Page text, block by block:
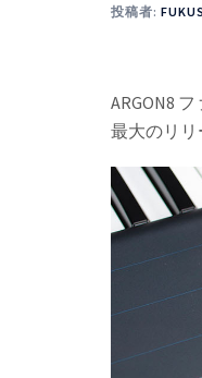
投稿者:
ARGON8
最大のリリ